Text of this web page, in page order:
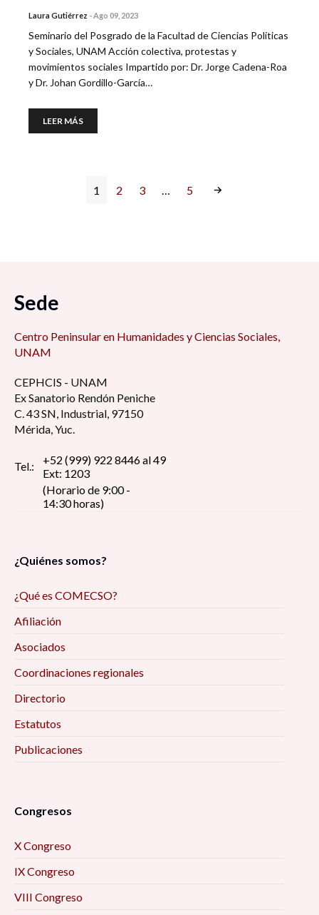
Laura Gutiérrez -Ago 09, 2023
Seminario del Posgrado de la Facultad de Ciencias Políticas
y Sociales, UNAM Acción colectiva, protestas y
movimientos sociales Impartido por: Dr. Jorge Cadena-Roa
y Dr. Johan Gordillo-García…
LEER MÁS
1 2 3 … 5
Sede
Centro Peninsular en Humanidades y Ciencias Sociales,
UNAM
CEPHCIS - UNAM
Ex Sanatorio Rendón Peniche
C. 43 SN, Industrial, 97150
Mérida, Yuc.
Tel.:
+52 (999) 922 8446 al 49
Ext: 1203
(Horario de 9:00 -
14:30 horas)
¿Quiénes somos?
¿Qué es COMECSO?
Afiliación
Asociados
Coordinaciones regionales
Directorio
Estatutos
Publicaciones
Congresos
X Congreso
IX Congreso
VIII Congreso